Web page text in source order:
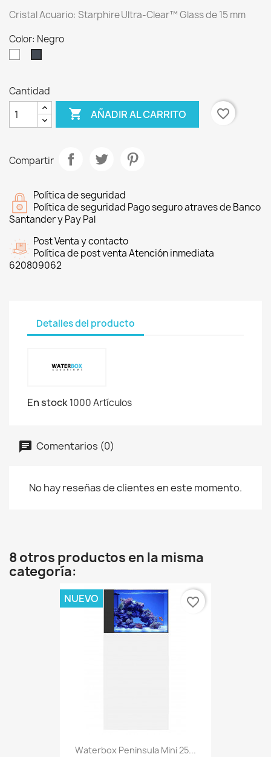
Cristal Acuario: Starphire Ultra-Clear™ Glass de 15 mm
Color: Negro
Cantidad
 AÑADIR AL CARRITO favorite_border
Compartir
Política de seguridad
Política de seguridad Pago seguro atraves de Banco
Santander y Pay Pal
Post Venta y contacto
Política de post venta Atención inmediata
620809062
Detalles del producto
En stock1000 Artículos
Comentarios (0)
No hay reseñas de clientes en este momento.
8 otros productos en la misma
categoría:
Waterbox Peninsula Mini 25...
NUEVO favorite_border